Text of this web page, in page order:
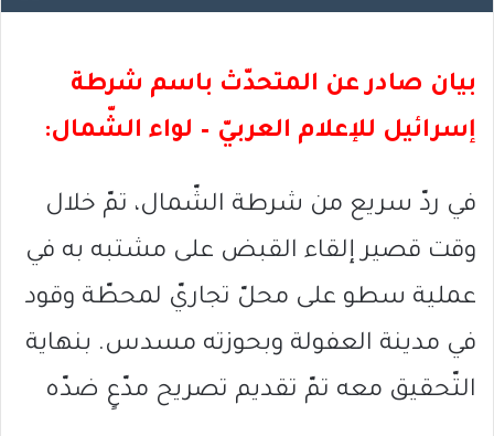
بيان صادر عن المتحدّث باسم شرطة
إسرائيل للإعلام العربيّ – لواء الشّمال:
في ردّ سريع من شرطة الشّمال، تمّ خلال
وقت قصير إلقاء القبض على مشتبه به في
عملية سطو على محلّ تجاريّ لمحطّة وقود
في مدينة العفولة وبحوزته مسدس. بنهاية
التّحقيق معه تمّ تقديم تصريح مدّعٍ ضدّه